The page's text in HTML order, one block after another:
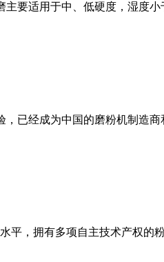
要适用于中、低硬度，湿度
已经成为中国的磨粉机制造
平，拥有多项自主技术产权